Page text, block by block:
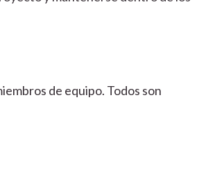
de equipo. Todos son